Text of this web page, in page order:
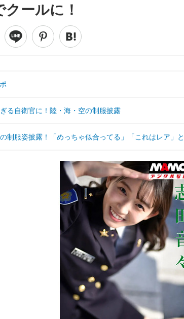
クールに！
る自衛官に！陸・海・空の制服披露
制服姿披露！「めっちゃ似合ってる」「これはレア」